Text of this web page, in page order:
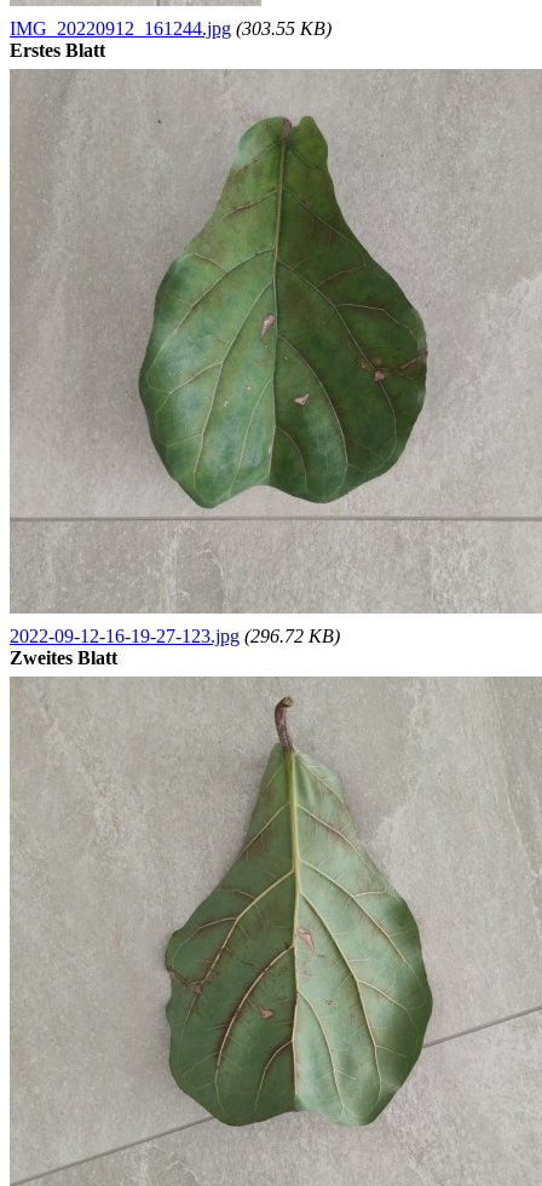
IMG_20220912_161244.jpg (303.55 KB)
Erstes Blatt
2022-09-12-16-19-27-123.jpg (296.72 KB)
Zweites Blatt